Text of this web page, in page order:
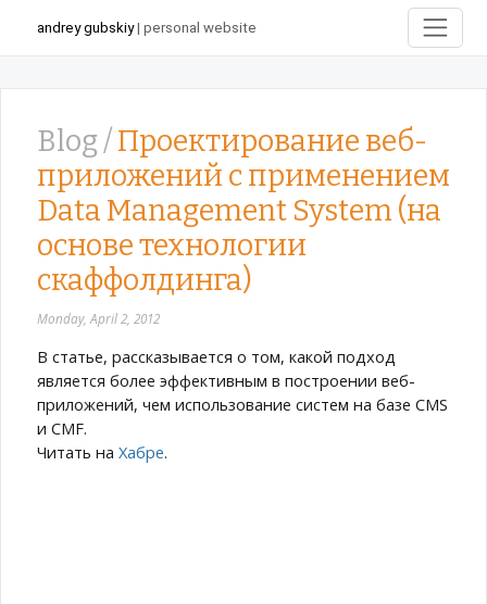
andrey gubskiy| personal website
Blog /Проектирование веб-
приложений с применением
Data Management System (на
основе технологии
скаффолдинга)
Monday, April 2, 2012
В статье, рассказывается о том, какой подход
является более эффективным в построении веб-
приложений, чем использование систем на базе CMS
и CMF.
Читать на Хабре.